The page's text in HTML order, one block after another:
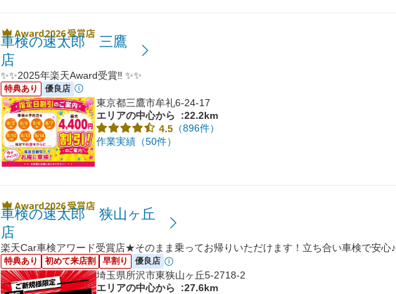
車検の速太郎 三鷹
店
✨✨2025年楽天Award受賞‼ ✨✨
特典あり 優良店
東京都三鷹市牟礼6-24-17
エリアの中心から
:22.2km
4.5 （896件）
作業実績（50件）
車検の速太郎 狭山ヶ丘
店
楽天Car車検アワード受賞店★そのまま乗ってお帰りいただけます！立ち合い車検で安心♪
特典あり 初めて来店割 早割り 優良店
埼玉県所沢市東狭山ヶ丘5-2718-2
エリアの中心から
:27.6km